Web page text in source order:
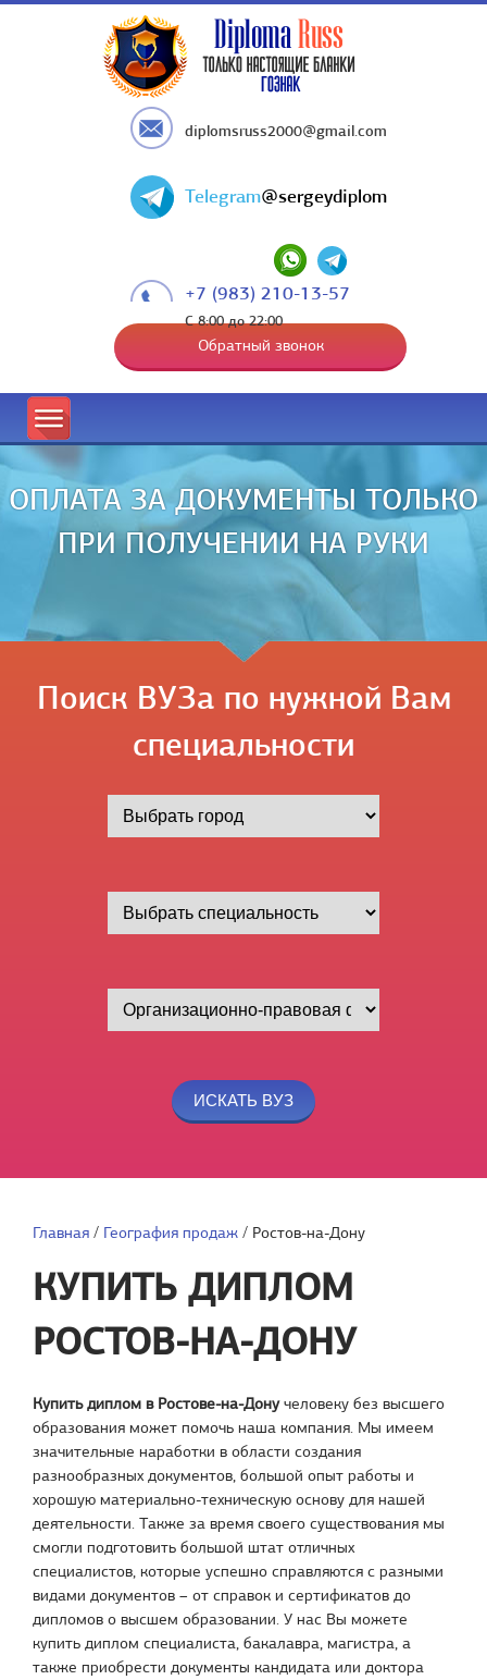
diplomsruss2000@gmail.com
Telegram@sergeydiplom
+7 (983) 210-13-57
С 8:00 до 22:00
Обратный звонок
ОПЛАТА ЗА ДОКУМЕНТЫ ТОЛЬКО
ПРИ ПОЛУЧЕНИИ НА РУКИ
Поиск ВУЗа по нужной Вам
специальности
Главная / География продаж / Ростов-на-Дону
КУПИТЬ ДИПЛОМ
РОСТОВ-НА-ДОНУ
Купить диплом в Ростове-на-Донучеловеку без высшего
образования может помочь наша компания. Мы имеем
значительные наработки в области создания
разнообразных документов, большой опыт работы и
хорошую материально-техническую основу для нашей
деятельности. Также за время своего существования мы
смогли подготовить большой штат отличных
специалистов, которые успешно справляются с разными
видами документов – от справок и сертификатов до
дипломов о высшем образовании. У нас Вы можете
купить диплом специалиста, бакалавра, магистра, а
также приобрести документы кандидата или доктора